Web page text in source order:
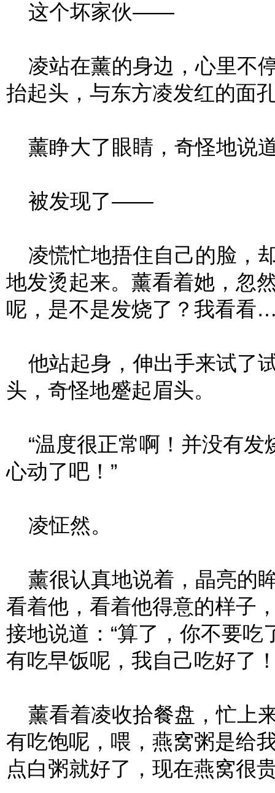
这个坏家伙——
凌站在薰的身边，心里不
抬起头，与东方凌发红的面
薰睁大了眼睛，奇怪地说
被发现了——
凌慌忙地捂住自己的脸，
地发烫起来。薰看着她，忽
呢，是不是发烧了？我看看
他站起身，伸出手来试了
头，奇怪地蹙起眉头。
“温度很正常啊！并没有发
心动了吧！”
凌怔然。
薰很认真地说着，晶亮的
看着他，看着他得意的样子
接地说道：“算了，你不要
有吃早饭呢，我自己吃好了
薰看着凌收拾餐盘，忙上
有吃饱呢，喂，燕窝粥是给
点白粥就好了，现在燕窝很